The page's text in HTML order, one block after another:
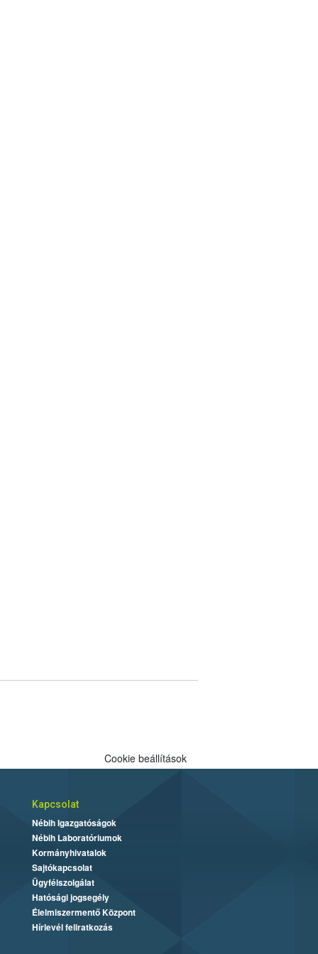
Cookie beállítások
Kapcsolat
Nébih Igazgatóságok
Nébih Laboratóriumok
Kormányhivatalok
Sajtókapcsolat
Ügyfélszolgálat
Hatósági jogsegély
Élelmiszermentő Központ
Hírlevél feliratkozás